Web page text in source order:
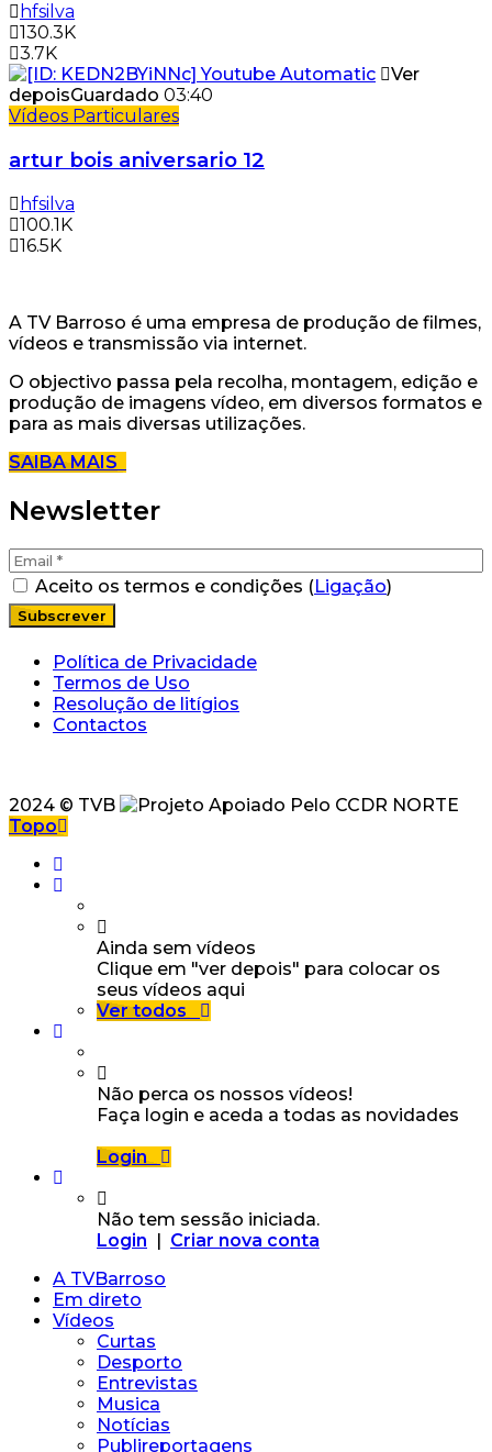
hfsilva
130.3K
3.7K
Ver
depoisGuardado 03:40
Vídeos Particulares
artur bois aniversario 12
hfsilva
100.1K
16.5K
A TV Barroso é uma empresa de produção de filmes,
vídeos e transmissão via internet.
O objectivo passa pela recolha, montagem, edição e
produção de imagens vídeo, em diversos formatos e
para as mais diversas utilizações.
SAIBA MAIS
Newsletter
Aceito os termos e condições (Ligação)
Política de Privacidade
Termos de Uso
Resolução de litígios
Contactos
2024 © TVB
Topo
Ainda sem vídeos
Clique em "ver depois" para colocar os
seus vídeos aqui
Ver todos
Não perca os nossos vídeos!
Faça login e aceda a todas as novidades
Login
Não tem sessão iniciada.
Login | Criar nova conta
A TVBarroso
Em direto
Vídeos
Curtas
Desporto
Entrevistas
Musica
Notícias
Publireportagens